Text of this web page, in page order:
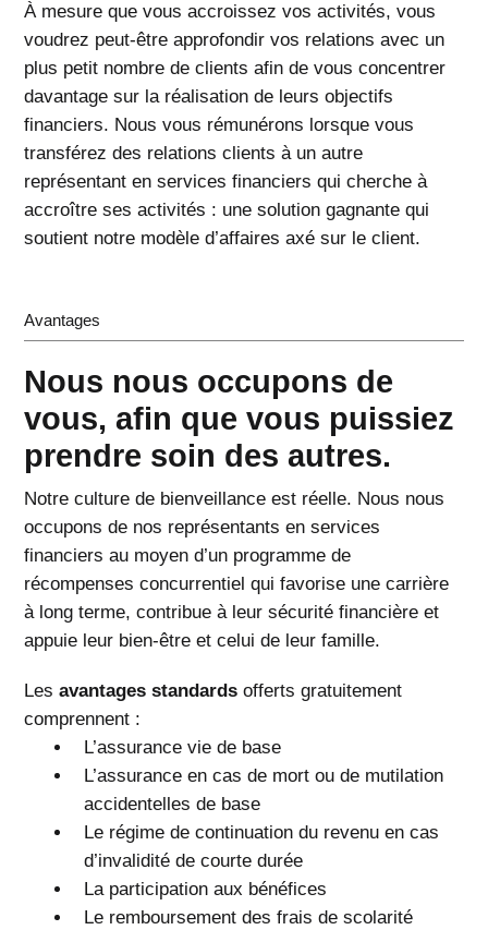
À mesure que vous accroissez vos activités, vous
voudrez peut-être approfondir vos relations avec un
plus petit nombre de clients afin de vous concentrer
davantage sur la réalisation de leurs objectifs
financiers. Nous vous rémunérons lorsque vous
transférez des relations clients à un autre
représentant en services financiers qui cherche à
accroître ses activités : une solution gagnante qui
soutient notre modèle d’affaires axé sur le client.
Avantages
Nous nous occupons de
vous, afin que vous puissiez
prendre soin des autres.
Notre culture de bienveillance est réelle. Nous nous
occupons de nos représentants en services
financiers au moyen d’un programme de
récompenses concurrentiel qui favorise une carrière
à long terme, contribue à leur sécurité financière et
appuie leur bien-être et celui de leur famille.
Lesavantages standards offerts gratuitement
comprennent :
L’assurance vie de base
L’assurance en cas de mort ou de mutilation
accidentelles de base
Le régime de continuation du revenu en cas
d’invalidité de courte durée
La participation aux bénéfices
Le remboursement des frais de scolarité